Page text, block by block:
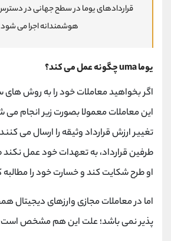
قراردادهای یوما در سطح جهانی در
هوشمندانه اجرا می
یوما uma چگونه عمل می کند؟
اگر بخواهید معاملات خود را به روش
این معاملات معمولا بصورت زیر انجام می
تغییر ارزش قرارداد وثیقه را ارسال می
طرفین قرارداد، به تعهدات خود عمل نکند
او طرح شکایت کند و خسارت خود را مطالبه
اما در معاملات مجازی وارزهای دیجیتال
پذیر نمی باشد؛ علت این هم مشخص